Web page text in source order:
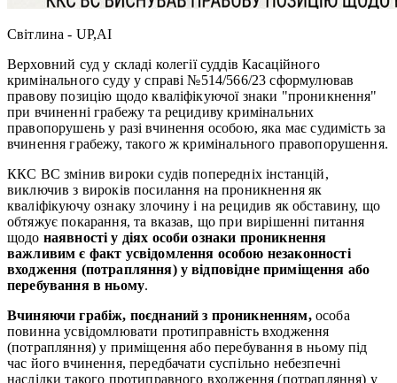
Світлина - UP,AI
Верховний суд у складі колегії суддів Касаційного
кримінального суду у справі №514/566/23 сформулював
правову позицію щодо кваліфікуючої знаки "проникнення"
при вчиненні грабежу та рецидиву кримінальних
правопорушень у разі вчинення особою, яка має судимість за
вчинення грабежу, такого ж кримінального правопорушення.
ККС ВС змінив вироки судів попередніх інстанцій,
виключив з вироків посилання на проникнення як
кваліфікуючу ознаку злочину і на рецидив як обставину, що
обтяжує покарання, та вказав, що при вирішенні питання
щодо наявності у діях особи ознаки проникнення
важливим є факт усвідомлення особою незаконності
входження (потрапляння) у відповідне приміщення або
перебування в ньому.
Вчиняючи грабіж, поєднаний з проникненням,особа
повинна усвідомлювати протиправність входження
(потрапляння) у приміщення або перебування в ньому під
час його вчинення, передбачати суспільно небезпечні
наслідки такого протиправного входження (потрапляння) у